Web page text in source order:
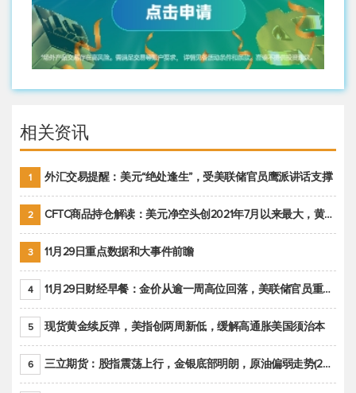
相关资讯
1 外汇交易提醒：美元“绝处逢生”，受美联储官员鹰派讲话支撑
2 CFTC商品持仓解读：美元净空头创2021年7月以来最大，黄金期货投机性净多头头寸减少
3 11月29日重点数据和大事件前瞻
4 11月29日财经早餐：金价从逾一周高位回落，美联储官员重申鹰派立场推动美元回升
5 现货黄金续反弹，美指创两周新低，缓解高通胀美国须治本
6 三立期货：股指震荡上行，金银底部明朗，原油偏弱走势(20221128收评)